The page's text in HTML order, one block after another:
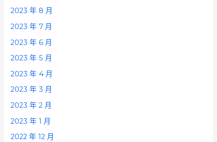
2023 年 8 月
2023 年 7 月
2023 年 6 月
2023 年 5 月
2023 年 4 月
2023 年 3 月
2023 年 2 月
2023 年 1 月
2022 年 12 月